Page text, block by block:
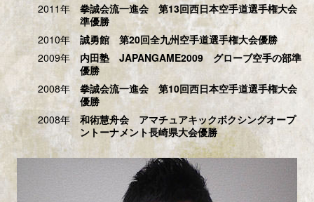
2011年
拳誠会流一進会 第13回西日本空手道選手権大会
準優勝
2010年
誠勇館 第20回全九州空手道選手権大会優勝
2009年
内田塾 JAPANGAME2009 グローブ空手の部準
優勝
2008年
拳誠会流一進会 第10回西日本空手道選手権大会
優勝
2008年
和術慧舟会 アマチュアキックボクシングオープ
ントーナメント長崎県大会優勝